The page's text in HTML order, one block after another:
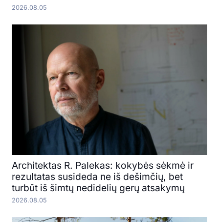
2026.08.05
Architektas R. Palekas: kokybės sėkmė ir
rezultatas susideda ne iš dešimčių, bet
turbūt iš šimtų nedidelių gerų atsakymų
2026.08.05